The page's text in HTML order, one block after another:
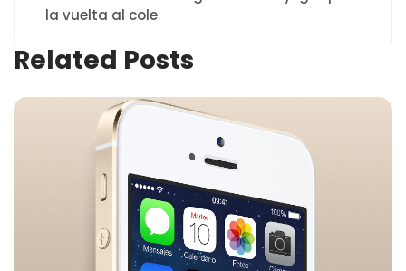
la vuelta al cole
Related Posts